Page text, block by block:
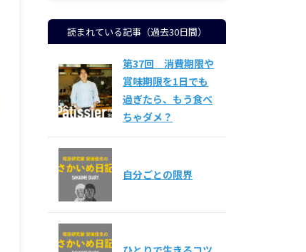
読まれている記事（過去30日間）
第37回 消費期限や
賞味期限を1日でも
過ぎたら、もう食べ
ちゃダメ？
自分ごとの限界